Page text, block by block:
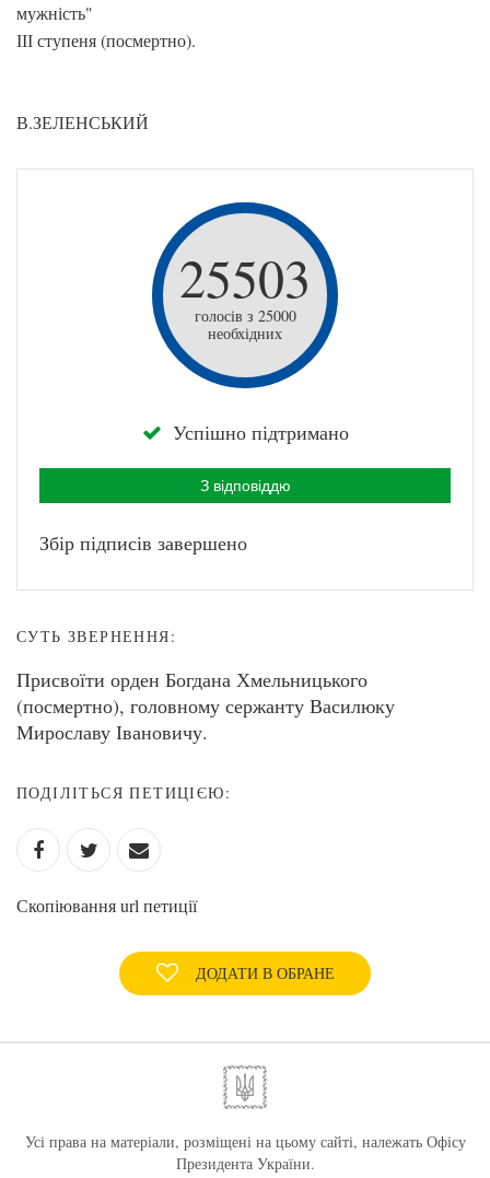
мужність"
ІІІ ступеня (посмертно).
В.ЗЕЛЕНСЬКИЙ
25503
голосів з 25000
необхідних
Успішно підтримано
З відповіддю
Збір підписів завершено
СУТЬ ЗВЕРНЕННЯ:
Присвоїти орден Богдана Хмельницького
(посмертно), головному сержанту Василюку
Мирославу Івановичу.
ПОДІЛІТЬСЯ ПЕТИЦІЄЮ:
Скопіювання url петиції
ДОДАТИ В ОБРАНЕ
Усі права на матеріали, розміщені на цьому сайті, належать Офісу
Президента України.